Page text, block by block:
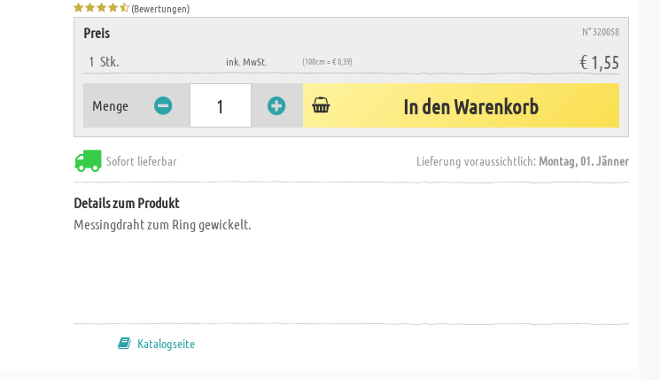
(Bewertungen)
Preis N° 320058
1 Stk. ink. MwSt. (100cm = € 0,39) € 1,55
Menge In den Warenkorb
Sofort lieferbar Lieferung voraussichtlich: Montag, 01. Jänner
Details zum Produkt
Messingdraht zum Ring gewickelt.
Katalogseite